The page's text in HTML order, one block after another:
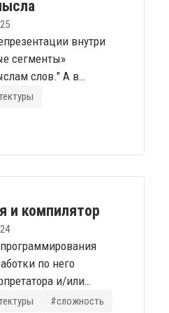
в жж ailev ака...
внутри
сегменты»
слов." А в
"Смысл
замкнутых
со статистически
вскрытие...
и компилятор
по него
и/или
Это - тривиальный
#сложность